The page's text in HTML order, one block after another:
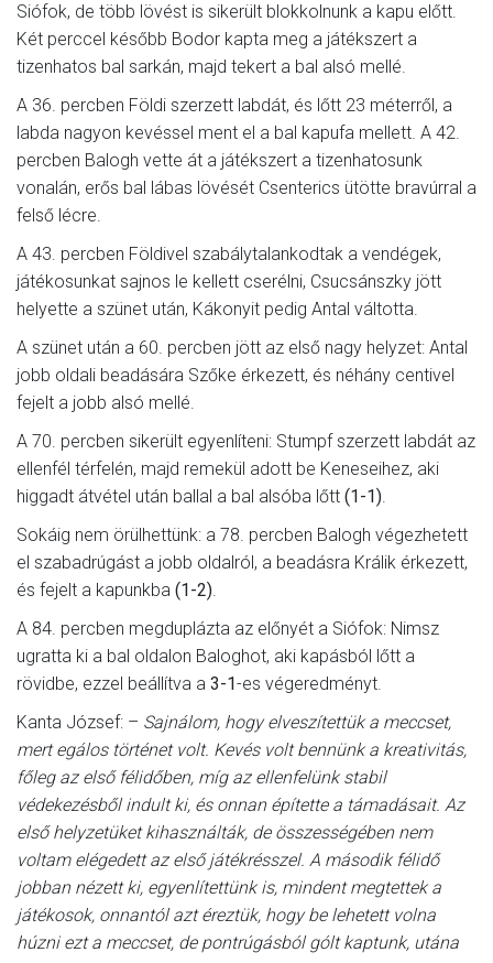
Siófok, de több lövést is sikerült blokkolnunk a kapu előtt.
Két perccel később Bodor kapta meg a játékszert a
tizenhatos bal sarkán, majd tekert a bal alsó mellé.
A 36. percben Földi szerzett labdát, és lőtt 23 méterről, a
labda nagyon kevéssel ment el a bal kapufa mellett. A 42.
percben Balogh vette át a játékszert a tizenhatosunk
vonalán, erős bal lábas lövését Csenterics ütötte bravúrral a
felső lécre.
A 43. percben Földivel szabálytalankodtak a vendégek,
játékosunkat sajnos le kellett cserélni, Csucsánszky jött
helyette a szünet után, Kákonyit pedig Antal váltotta.
A szünet után a 60. percben jött az első nagy helyzet: Antal
jobb oldali beadására Szőke érkezett, és néhány centivel
fejelt a jobb alsó mellé.
A 70. percben sikerült egyenlíteni: Stumpf szerzett labdát az
ellenfél térfelén, majd remekül adott be Keneseihez, aki
higgadt átvétel után ballal a bal alsóba lőtt (1-1).
Sokáig nem örülhettünk: a 78. percben Balogh végezhetett
el szabadrúgást a jobb oldalról, a beadásra Králik érkezett,
és fejelt a kapunkba (1-2).
A 84. percben megduplázta az előnyét a Siófok: Nimsz
ugratta ki a bal oldalon Baloghot, aki kapásból lőtt a
rövidbe, ezzel beállítva a 3-1-es végeredményt.
Kanta József: – Sajnálom, hogy elveszítettük a meccset,
mert egálos történet volt. Kevés volt bennünk a kreativitás,
főleg az első félidőben, míg az ellenfelünk stabil
védekezésből indult ki, és onnan építette a támadásait. Az
első helyzetüket kihasználták, de összességében nem
voltam elégedett az első játékrésszel. A második félidő
jobban nézett ki, egyenlítettünk is, mindent megtettek a
játékosok, onnantól azt éreztük, hogy be lehetett volna
húzni ezt a meccset, de pontrúgásból gólt kaptunk, utána